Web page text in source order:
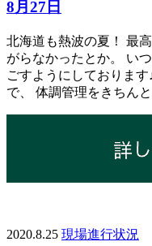
8月27日
北海道も熱波の夏！ 最
がらなかったとか。 い
ごすようにしておりま
で、 体調管理をきちん
2020.8.25 現場進行状況